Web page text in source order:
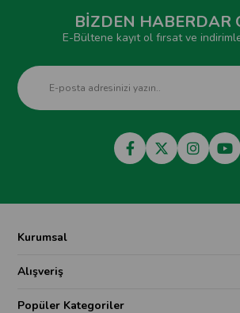
BİZDEN HABERDAR
E-Bültene kayıt ol fırsat ve
Kurumsal
Alışveriş
Popüler Kategoriler